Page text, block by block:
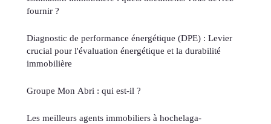
fournir ?
Diagnostic de performance énergétique (DPE) : Levier
crucial pour l'évaluation énergétique et la durabilité
immobilière
Groupe Mon Abri : qui est-il ?
Les meilleurs agents immobiliers à hochelaga-